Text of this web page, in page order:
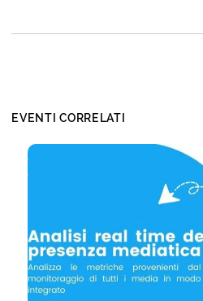
EVENTI CORRELATI